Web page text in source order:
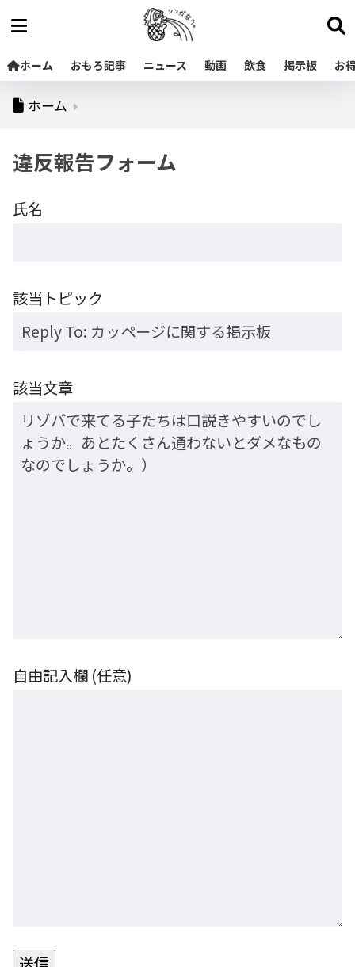
ホーム おもろ記事 ニュース 動画 飲食 掲示板 お
ホーム
違反報告フォーム
氏名
該当トピック
該当文章
自由記入欄 (任意)